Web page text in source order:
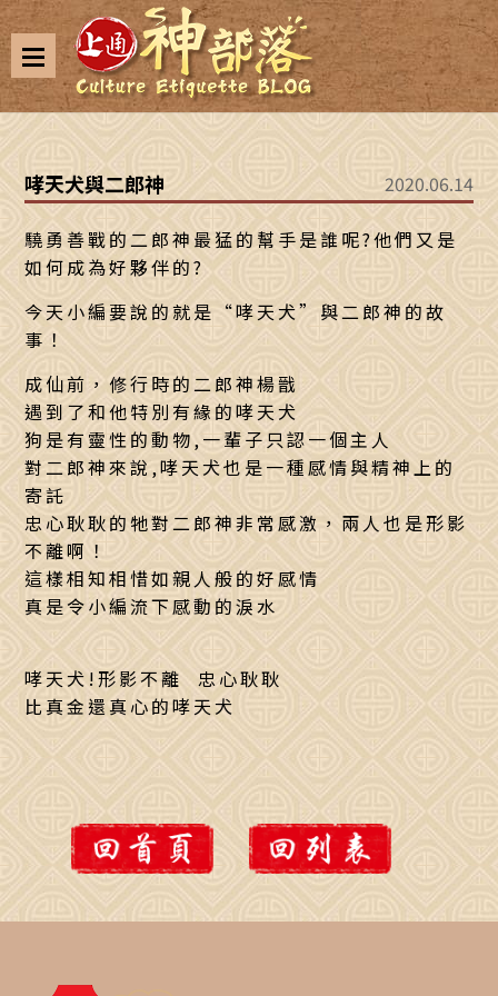
哮天犬與二郎神 2020.06.14
驍勇善戰的二郎神最猛的幫手是誰呢?他們又是
如何成為好夥伴的?
今天小編要說的就是“哮天犬”與二郎神的故
事！
成仙前，修行時的二郎神楊戩
遇到了和他特別有緣的哮天犬
狗是有靈性的動物,一輩子只認一個主人
對二郎神來說,哮天犬也是一種感情與精神上的
寄託
忠心耿耿的牠對二郎神非常感激，兩人也是形影
不離啊！
這樣相知相惜如親人般的好感情
真是令小編流下感動的淚水
哮天犬!形影不離 忠心耿耿
比真金還真心的哮天犬